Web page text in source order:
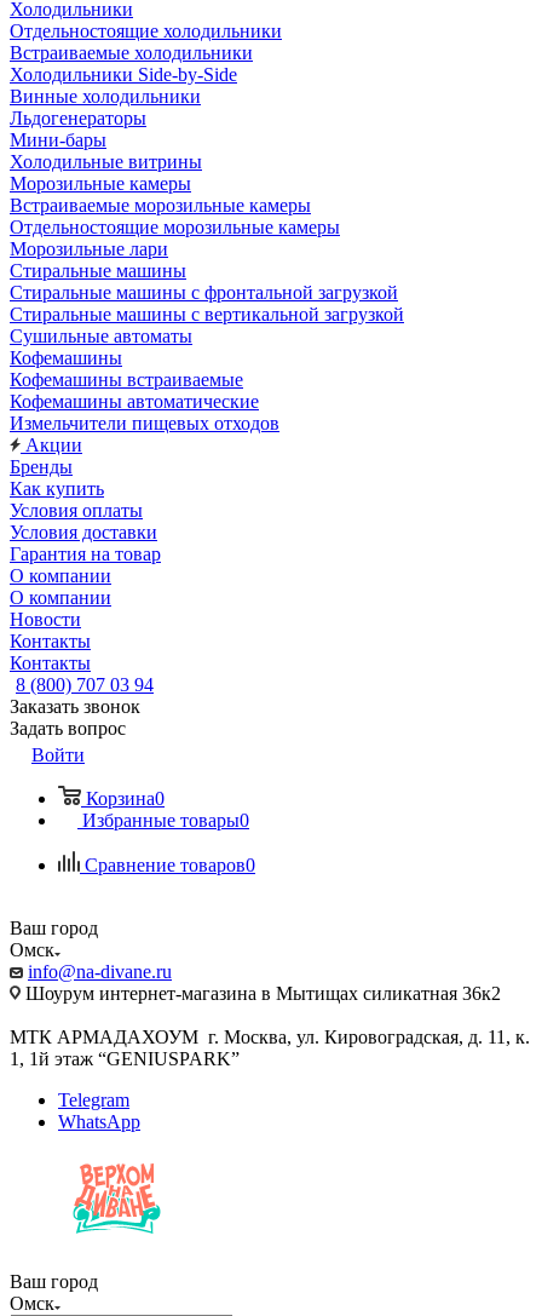
Холодильники
Отдельностоящие холодильники
Встраиваемые холодильники
Холодильники Side-by-Side
Винные холодильники
Льдогенераторы
Мини-бары
Холодильные витрины
Морозильные камеры
Встраиваемые морозильные камеры
Отдельностоящие морозильные камеры
Морозильные лари
Стиральные машины
Стиральные машины с фронтальной загрузкой
Стиральные машины с вертикальной загрузкой
Сушильные автоматы
Кофемашины
Кофемашины встраиваемые
Кофемашины автоматические
Измельчители пищевых отходов
Акции
Бренды
Как купить
Условия оплаты
Условия доставки
Гарантия на товар
О компании
О компании
Новости
Контакты
Контакты
8 (800) 707 03 94
Заказать звонок
Задать вопрос
Войти
Корзина0
Избранные товары0
Сравнение товаров0
Ваш город
Омск
info@na-divane.ru
Шоурум интернет-магазина в Мытищах силикатная 36к2
МТК АРМАДАХОУМ г. Москва, ул. Кировоградская, д. 11, к.
1, 1й этаж “GENIUSPARK”
Telegram
WhatsApp
Ваш город
Омск